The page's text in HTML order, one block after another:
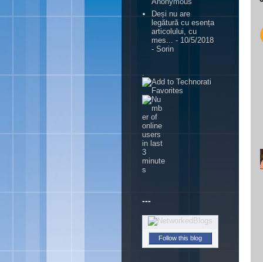
Deși nu are
legătură cu esența
articolului, cu
mes... - 10/5/2018
- Sorin
---
Follow this blog